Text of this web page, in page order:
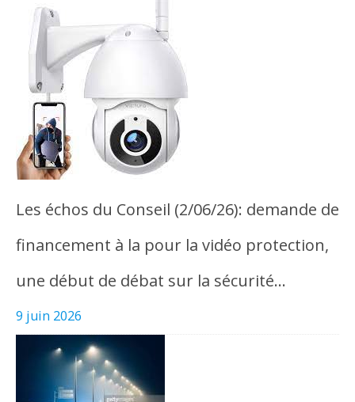
Les échos du Conseil (2/06/26): demande de
financement à la pour la vidéo protection,
une début de débat sur la sécurité…
9 juin 2026